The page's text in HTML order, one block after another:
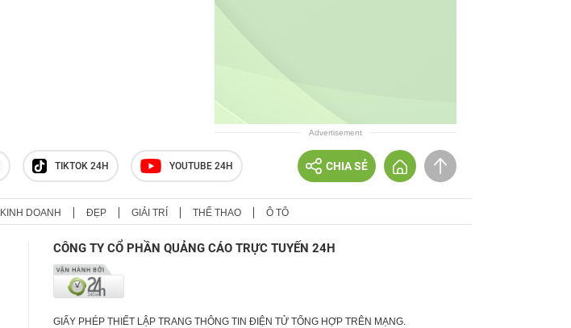
Advertisement
TIKTOK 24H YOUTUBE 24H CHIA SẺ
KINH DOANH ĐẸP GIẢI TRÍ THỂ THAO Ô TÔ
CÔNG TY CỔ PHẦN QUẢNG CÁO TRỰC TUYẾN 24H
GIẤY PHÉP THIẾT LẬP TRANG THÔNG TIN ĐIỆN TỬ TỔNG HỢP TRÊN MẠNG.